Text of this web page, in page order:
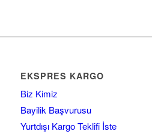
EKSPRES KARGO
Biz Kimiz
Bayilik Başvurusu
Yurtdışı Kargo Teklifi İste